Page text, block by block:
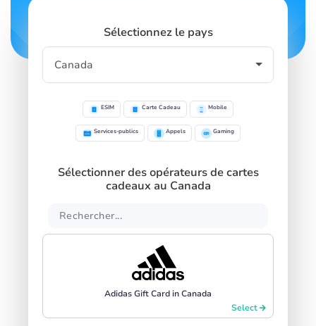
Sélectionnez le pays
ESIM Carte Cadeau Mobile
Services-publics Appels Gaming
Sélectionner des opérateurs de cartes
cadeaux au Canada
Adidas Gift Card in Canada
Select